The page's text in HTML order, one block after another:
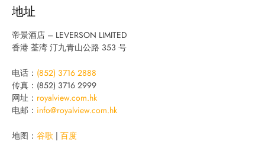
地址
帝景酒店 – LEVERSON LIMITED
香港 荃湾 汀九青山公路 353 号
电话： (852) 3716 2888
传真：(852) 3716 2999
网址： royalview.com.hk
电邮： info@royalview.com.hk
地图： 谷歌 百度